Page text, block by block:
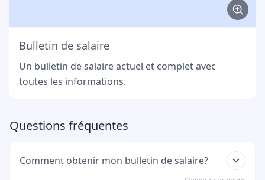
Bulletin de salaire
Un bulletin de salaire actuel et complet avec
toutes les informations.
Questions fréquentes
Comment obtenir mon bulletin de salaire?